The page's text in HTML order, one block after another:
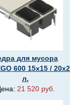
для мусора
600 15х15 /
л.
21 520 руб.